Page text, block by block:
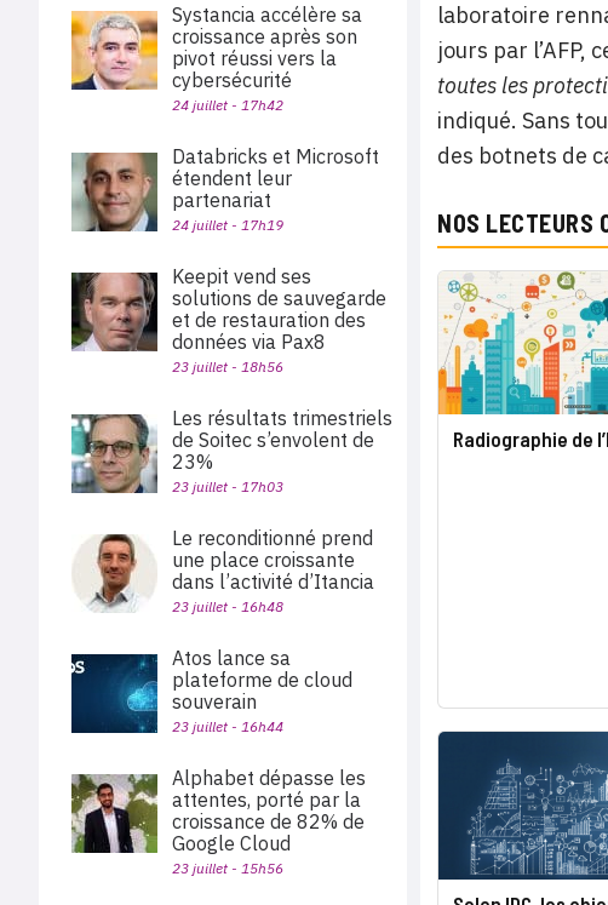
laboratoire
jours par l’AFP,
toutes les
indiqué. Sans
des botnets de
NOS LECTEURS
Radiographie de
Systancia accélère sa
croissance après son
pivot réussi vers la
cybersécurité
24 juillet - 17h42
Databricks et Microsoft
étendent leur
partenariat
24 juillet - 17h19
Keepit vend ses
solutions de sauvegarde
et de restauration des
données via Pax8
23 juillet - 18h56
Les résultats trimestriels
de Soitec s’envolent de
23%
23 juillet - 17h03
Le reconditionné prend
une place croissante
dans l’activité d’Itancia
23 juillet - 16h48
Atos lance sa
plateforme de cloud
souverain
23 juillet - 16h44
Alphabet dépasse les
attentes, porté par la
croissance de 82% de
Google Cloud
23 juillet - 15h56